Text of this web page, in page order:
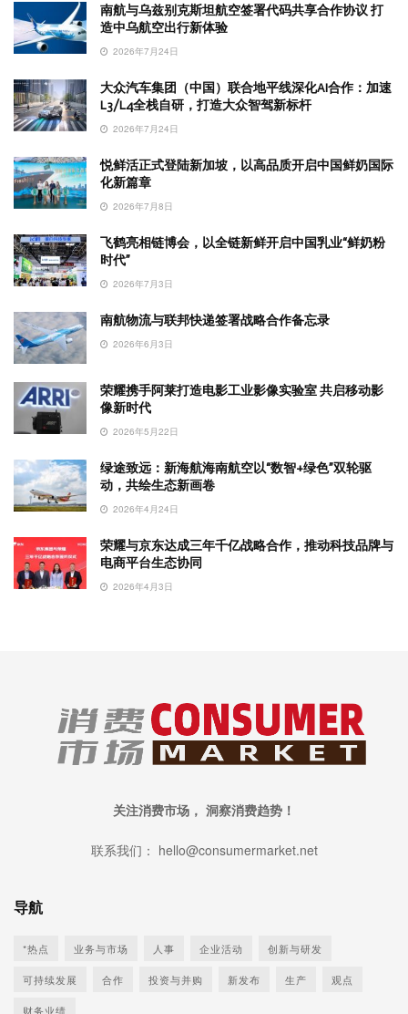
南航与乌兹别克斯坦航空签署代码共享合作协议 打
造中乌航空出行新体验
2026年7月24日
大众汽车集团（中国）联合地平线深化AI合作：加速
L3/L4全栈自研，打造大众智驾新标杆
2026年7月24日
悦鲜活正式登陆新加坡，以高品质开启中国鲜奶国际
化新篇章
2026年7月8日
飞鹤亮相链博会，以全链新鲜开启中国乳业“鲜奶粉
时代”
2026年7月3日
南航物流与联邦快递签署战略合作备忘录
2026年6月3日
荣耀携手阿莱打造电影工业影像实验室 共启移动影
像新时代
2026年5月22日
绿途致远：新海航海南航空以“数智+绿色”双轮驱
动，共绘生态新画卷
2026年4月24日
荣耀与京东达成三年千亿战略合作，推动科技品牌与
电商平台生态协同
2026年4月3日
关注消费市场， 洞察消费趋势！
联系我们： hello@consumermarket.net
导航
*热点 业务与市场 人事 企业活动 创新与研发
可持续发展 合作 投资与并购 新发布 生产 观点
财务业绩